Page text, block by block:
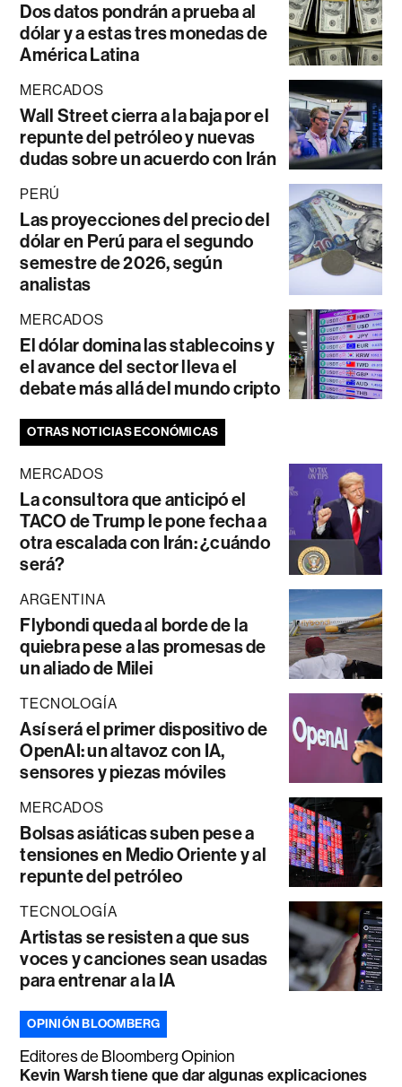
Dos datos pondrán a prueba al
dólar y a estas tres monedas de
América Latina
MERCADOS
Wall Street cierra a la baja por el
repunte del petróleo y nuevas
dudas sobre un acuerdo con Irán
PERÚ
Las proyecciones del precio del
dólar en Perú para el segundo
semestre de 2026, según
analistas
MERCADOS
El dólar domina las stablecoins y
el avance del sector lleva el
debate más allá del mundo cripto
OTRAS NOTICIAS ECONÓMICAS
MERCADOS
La consultora que anticipó el
TACO de Trump le pone fecha a
otra escalada con Irán: ¿cuándo
será?
ARGENTINA
Flybondi queda al borde de la
quiebra pese a las promesas de
un aliado de Milei
TECNOLOGÍA
Así será el primer dispositivo de
OpenAI: un altavoz con IA,
sensores y piezas móviles
MERCADOS
Bolsas asiáticas suben pese a
tensiones en Medio Oriente y al
repunte del petróleo
TECNOLOGÍA
Artistas se resisten a que sus
voces y canciones sean usadas
para entrenar a la IA
OPINIÓN BLOOMBERG
Editores de Bloomberg Opinion
Kevin Warsh tiene que dar algunas explicaciones